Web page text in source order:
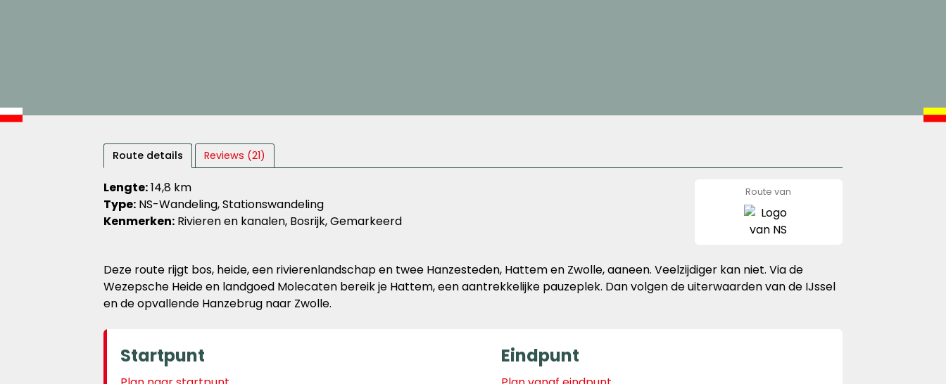
Route details Reviews (21)
Lengte:14,8 km
Type: NS-Wandeling, Stationswandeling
Kenmerken: Rivieren en kanalen, Bosrijk, Gemarkeerd
Route van
Deze route rijgt bos, heide, een rivierenlandschap en twee Hanzesteden, Hattem en Zwolle, aaneen. Veelzijdiger kan niet. Via de
Wezepsche Heide en landgoed Molecaten bereik je Hattem, een aantrekkelijke pauzeplek. Dan volgen de uiterwaarden van de IJssel
en de opvallende Hanzebrug naar Zwolle.
Startpunt Eindpunt